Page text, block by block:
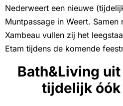
Nederweert een nieuwe
Muntpassage in Weert.
Xambeau vullen zij het
Etam tijdens de komende
Bath&Living
tijdelijk